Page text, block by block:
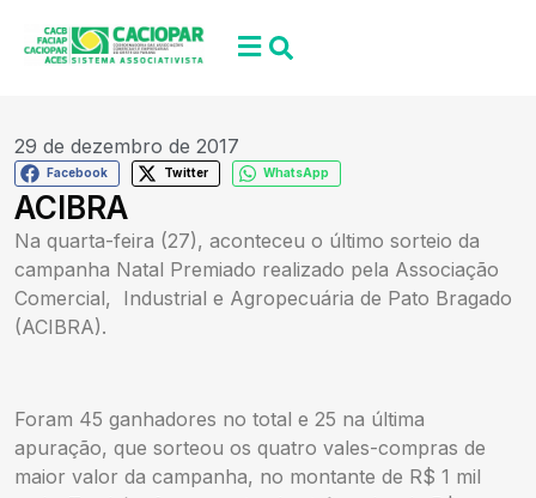
29 de dezembro de 2017
Facebook Twitter WhatsApp
ACIBRA
Na quarta-feira (27), aconteceu o último sorteio da
campanha Natal Premiado realizado pela Associação
Comercial, Industrial e Agropecuária de Pato Bragado
(ACIBRA).
Foram 45 ganhadores no total e 25 na última
apuração, que sorteou os quatro vales-compras de
maior valor da campanha, no montante de R$ 1 mil